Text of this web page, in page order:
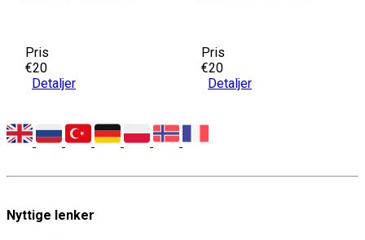
Pris
€20
Detaljer
Pris
€20
Detaljer
Nyttige lenker